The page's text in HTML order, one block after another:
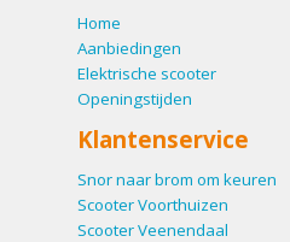
Home
Aanbiedingen
Elektrische scooter
Openingstijden
Klantenservice
Snor naar brom om keuren
Scooter Voorthuizen
Scooter Veenendaal